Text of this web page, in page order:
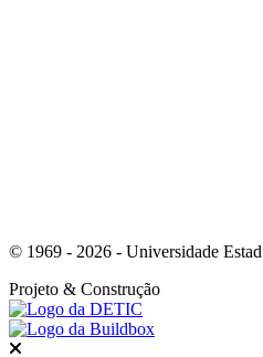
© 1969 - 2026 - Universidade
Projeto & Construção